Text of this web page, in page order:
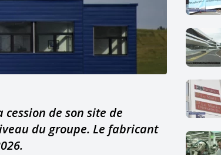
de son site de
du groupe. Le fabricant